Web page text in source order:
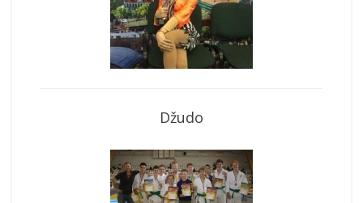
Džudo